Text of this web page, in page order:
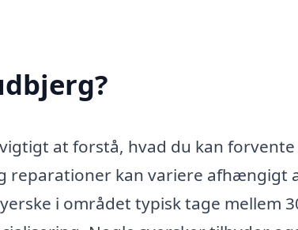
at forstå, hvad du kan
reparationer kan variere afhængigt
i området typisk tage mellem